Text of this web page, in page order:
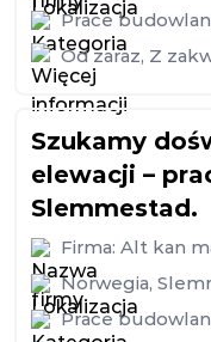
Prace
Od zaraz, Z
Szukamy
elewacji –
Slemmestad.
Firma: Alt kan
Norwegia,
Prace